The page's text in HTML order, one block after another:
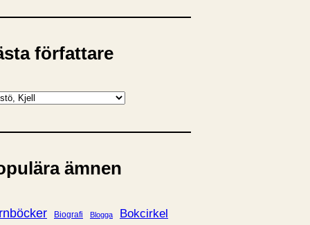
författare
ämnen
Biografi Blogga Bokcirkel